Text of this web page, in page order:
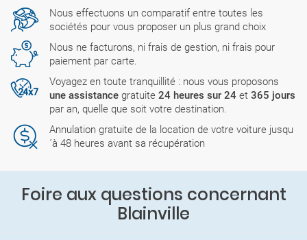
Nous effectuons un comparatif entre toutes les
sociétés pour vous proposer un plus grand choix
Nous ne facturons, ni frais de gestion, ni frais pour
paiement par carte.
Voyagez en toute tranquillité : nous vous proposons
une assistance gratuite 24 heures sur 24 et 365 jours
par an, quelle que soit votre destination.
Annulation gratuite de la location de votre voiture jusqu
´à 48 heures avant sa récupération
Foire aux questions concernant
Blainville